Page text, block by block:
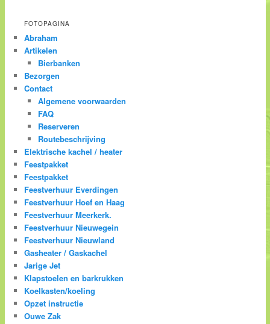
FOTOPAGINA
Abraham
Artikelen
Bierbanken
Bezorgen
Contact
Algemene voorwaarden
FAQ
Reserveren
Routebeschrijving
Elektrische kachel / heater
Feestpakket
Feestpakket
Feestverhuur Everdingen
Feestverhuur Hoef en Haag
Feestverhuur Meerkerk.
Feestverhuur Nieuwegein
Feestverhuur Nieuwland
Gasheater / Gaskachel
Jarige Jet
Klapstoelen en barkrukken
Koelkasten/koeling
Opzet instructie
Ouwe Zak